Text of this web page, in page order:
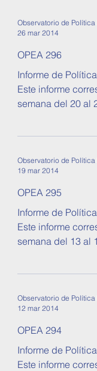
Observatorio de
26 mar 2014
OPEA 296
Informe de
Este informe
semana del 20 al
Observatorio de
19 mar 2014
OPEA 295
Informe de
Este informe
semana del 13 al
Observatorio de
12 mar 2014
OPEA 294
Informe de
Este informe